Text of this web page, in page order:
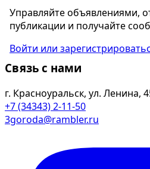
Управляйте объявлениями,
публикации и получайте
Войти или
Связь с нами
г. Красноуральск, ул. Ленина,
+7 (34343) 2-11-50
3goroda@rambler.ru